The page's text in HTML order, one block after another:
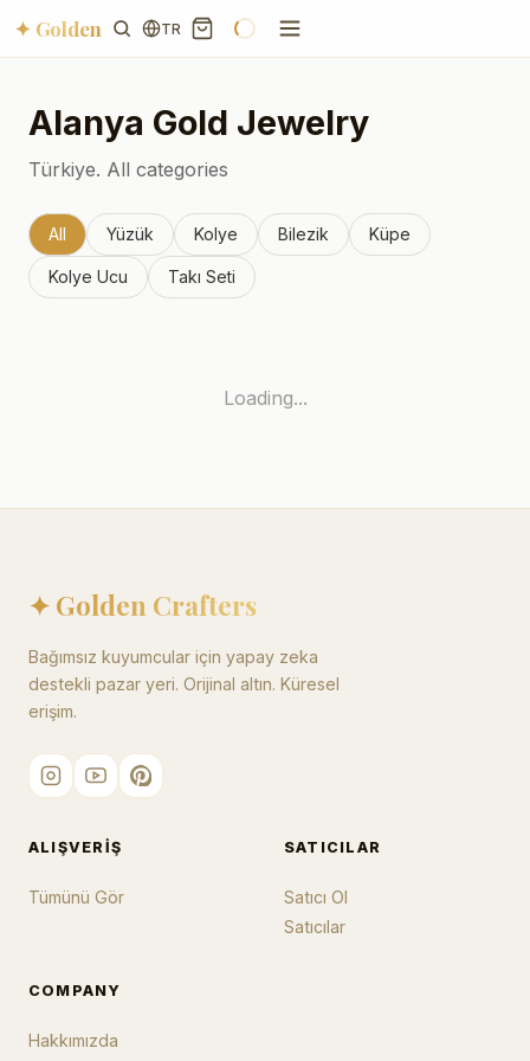
✦ Golden TR
Alanya Gold Jewelry
Türkiye. All categories
All Yüzük Kolye Bilezik Küpe
Kolye Ucu Takı Seti
Loading...
✦ Golden Crafters
Bağımsız kuyumcular için yapay zeka
destekli pazar yeri. Orijinal altın. Küresel
erişim.
ALIŞVERIŞ
Tümünü Gör
SATICILAR
Satıcı Ol
Satıcılar
COMPANY
Hakkımızda